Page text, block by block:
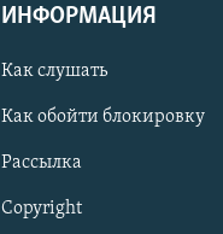
ИНФОРМАЦИЯ
Как слушать
Как обойти блокировку
Рассылка
Copyright